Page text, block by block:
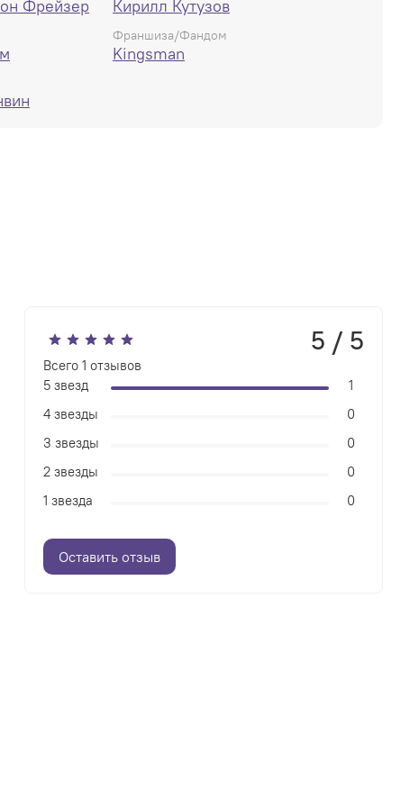
«Kingsman: Красный Алмаз» #1–6.
Фрейзер Кирилл Кутузов
Франшиза/Фандом
Kingsman
5 / 5
Всего1 отзывов
5 звезд
1
4 звезды
0
3 звезды
0
2 звезды
0
1 звезда
0
Оставить отзыв